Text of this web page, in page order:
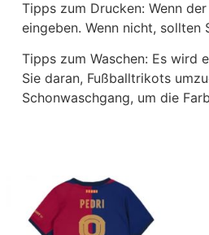
Tipps zum Drucken: Wenn
eingeben. Wenn nicht, sollten
Tipps zum Waschen: Es wird
Sie daran, Fußballtrikots
Schonwaschgang, um die